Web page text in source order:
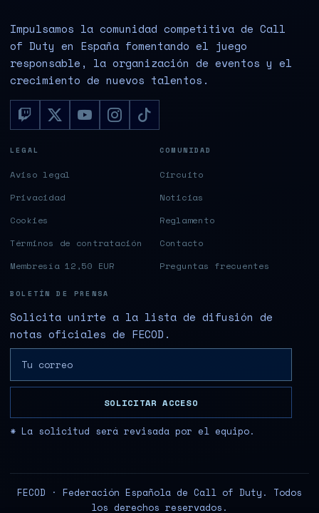
Impulsamos la comunidad competitiva de Call
of Duty en España fomentando el juego
responsable, la organización de eventos y el
crecimiento de nuevos talentos.
LEGAL
Aviso legal
Privacidad
Cookies
Términos de contratación
Membresía 12,50 EUR
COMUNIDAD
Circuito
Noticias
Reglamento
Contacto
Preguntas frecuentes
BOLETÍN DE PRENSA
Solicita unirte a la lista de difusión de
notas oficiales de FECOD.
SOLICITAR ACCESO
* La solicitud será revisada por el equipo.
FECOD · Federación Española de Call of Duty. Todos
los derechos reservados.